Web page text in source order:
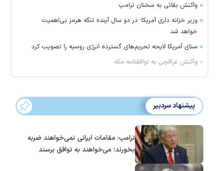
واکنش بقائی به سخنان ترامپ
وزیر خزانه داری آمریکا: در دو سال آینده تنگه هرمز بی‌اهمیت
خواهد شد
سنای آمریکا لایحه تحریم‌های گسترده انرژی روسیه را تصویب کرد
واکنش عراقچی به توافقنامه مکه
پیشنهاد سردبیر
ترامپ: مقامات ایرانی نمی‌خواهند ضربه
بخورند؛ می‌خواهند به توافق برسند